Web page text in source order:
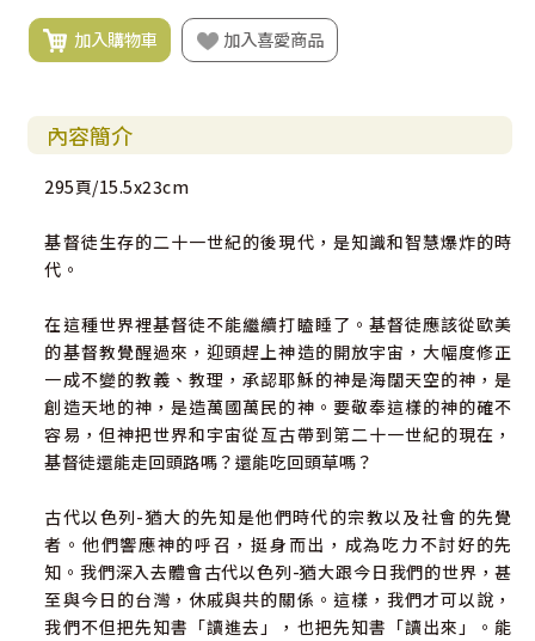
加入購物車 加入喜愛商品
內容簡介
295頁/15.5x23cm
基督徒生存的二十一世紀的後現代，是知識和智慧爆炸的時
代。
在這種世界裡基督徒不能繼續打瞌睡了。基督徒應該從歐美
的基督教覺醒過來，迎頭趕上神造的開放宇宙，大幅度修正
一成不變的教義、教理，承認耶穌的神是海闊天空的神，是
創造天地的神，是造萬國萬民的神。要敬奉這樣的神的確不
容易，但神把世界和宇宙從亙古帶到第二十一世紀的現在，
基督徒還能走回頭路嗎？還能吃回頭草嗎？
古代以色列-猶大的先知是他們時代的宗教以及社會的先覺
者。他們響應神的呼召，挺身而出，成為吃力不討好的先
知。我們深入去體會古代以色列-猶大跟今日我們的世界，甚
至與今日的台灣，休戚與共的關係。這樣，我們才可以說，
我們不但把先知書「讀進去」，也把先知書「讀出來」。能